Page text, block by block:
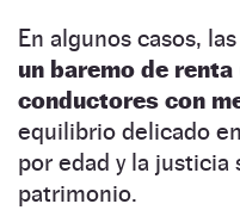
En algunos casos,
un baremo de renta
conductores con
equilibrio delicado
por edad y la justicia
patrimonio.